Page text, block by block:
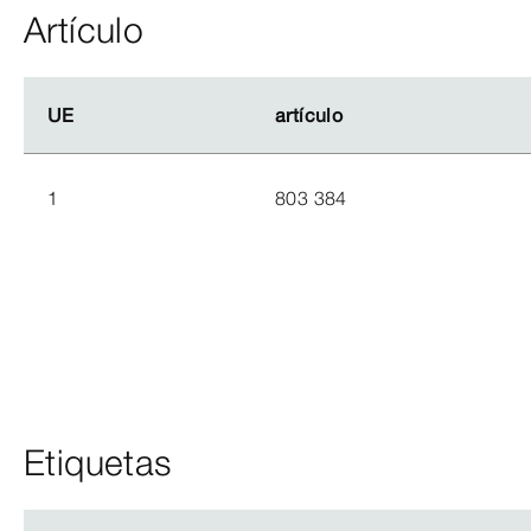
Artículo
UE artículo
UE artículo
1 803 384
Etiquetas